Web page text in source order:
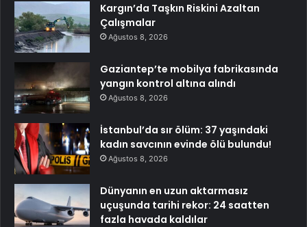
Kargın’da Taşkın Riskini Azaltan
Çalışmalar
Ağustos 8, 2026
Gaziantep’te mobilya fabrikasında
yangın kontrol altına alındı
Ağustos 8, 2026
İstanbul’da sır ölüm: 37 yaşındaki
kadın savcının evinde ölü bulundu!
Ağustos 8, 2026
Dünyanın en uzun aktarmasız
uçuşunda tarihi rekor: 24 saatten
fazla havada kaldılar